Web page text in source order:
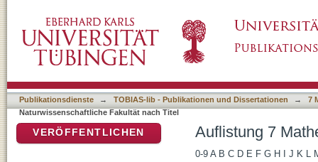
Publikationsdienste → TOBIAS-lib - Publikationen und Dissertationen →
7
Naturwissenschaftliche Fakultät nach Titel
Auflistung 7
0-9 A B C D E F G H J K L
VERÖFFENTLICHEN